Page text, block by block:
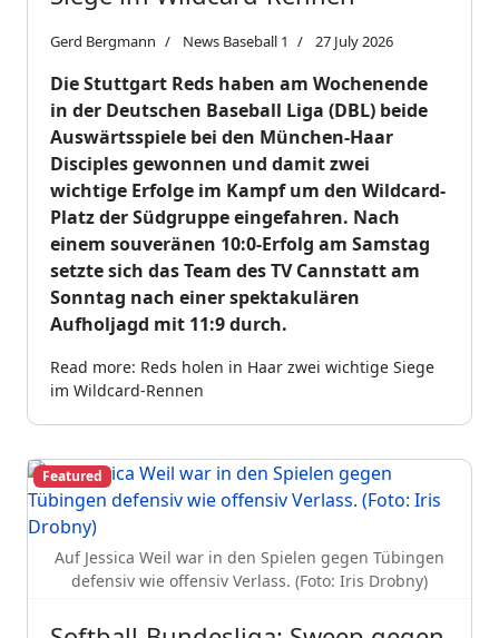
Gerd Bergmann News Baseball 1 27 July 2026
Die Stuttgart Reds haben am Wochenende
in der Deutschen Baseball Liga (DBL) beide
Auswärtsspiele bei den München-Haar
Disciples gewonnen und damit zwei
wichtige Erfolge im Kampf um den Wildcard-
Platz der Südgruppe eingefahren. Nach
einem souveränen 10:0-Erfolg am Samstag
setzte sich das Team des TV Cannstatt am
Sonntag nach einer spektakulären
Aufholjagd mit 11:9 durch.
Read more: Reds holen in Haar zwei wichtige Siege
im Wildcard-Rennen
Auf Jessica Weil war in den Spielen gegen Tübingen
defensiv wie offensiv Verlass. (Foto: Iris Drobny)
Featured